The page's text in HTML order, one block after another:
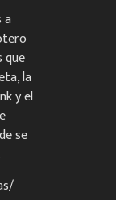
a
que
la
y el
se